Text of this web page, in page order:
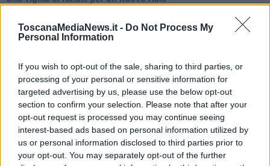
ToscanaMediaNews.it - Do Not Process My
Personal Information
If you wish to opt-out of the sale, sharing to third parties, or
processing of your personal or sensitive information for
targeted advertising by us, please use the below opt-out
section to confirm your selection. Please note that after your
opt-out request is processed you may continue seeing
interest-based ads based on personal information utilized by
us or personal information disclosed to third parties prior to
your opt-out. You may separately opt-out of the further
Erdogan continua a sfidare l'Occidente
Libano, collasso economico e guerra civile
Biden, primo presidente USA non in guerra
Papa Bergoglio vedrà Viktor Orbán
Bennet, un giorno in attesa di Biden
Il ritorno dei talebani
​La lenta agonia del Libano
Sudafrica, è allarme alimentare
Usa di nuovo al centro della geopolitica internazionale
L’appuntamento di Israele con il cambiamento